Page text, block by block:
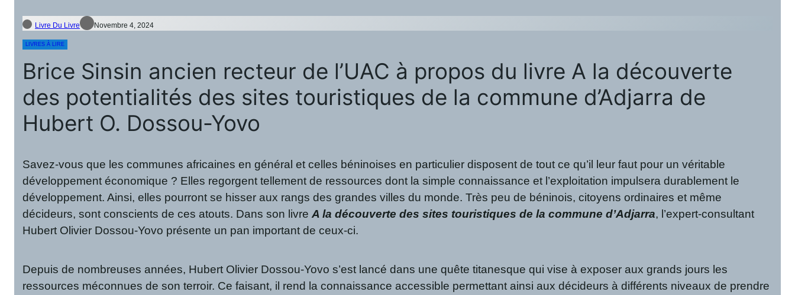
Livre Du Livre Novembre 4, 2024
LIVRES À LIRE
Brice Sinsin ancien recteur de l’UAC à propos du livre A la découverte
des potentialités des sites touristiques de la commune d’Adjarra de
Hubert O. Dossou-Yovo
Savez-vous que les communes africaines en général et celles béninoises en particulier disposent de tout ce qu’il leur faut pour un véritable
développement économique ? Elles regorgent tellement de ressources dont la simple connaissance et l’exploitation impulsera durablement le
développement. Ainsi, elles pourront se hisser aux rangs des grandes villes du monde. Très peu de béninois, citoyens ordinaires et même
décideurs, sont conscients de ces atouts. Dans son livreA la découverte des sites touristiques de la commune d’Adjarra, l’expert-consultant
Hubert Olivier Dossou-Yovo présente un pan important de ceux-ci.
Depuis de nombreuses années, Hubert Olivier Dossou-Yovo s’est lancé dans une quête titanesque qui vise à exposer aux grands jours les
ressources méconnues de son terroir. Ce faisant, il rend la connaissance accessible permettant ainsi aux décideurs à différents niveaux de prendre